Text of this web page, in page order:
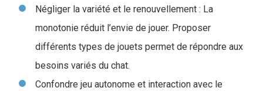
Négliger la variété et le renouvellement : La
monotonie réduit l’envie de jouer. Proposer
différents types de jouets permet de répondre aux
besoins variés du chat.
Confondre jeu autonome et interaction avec le